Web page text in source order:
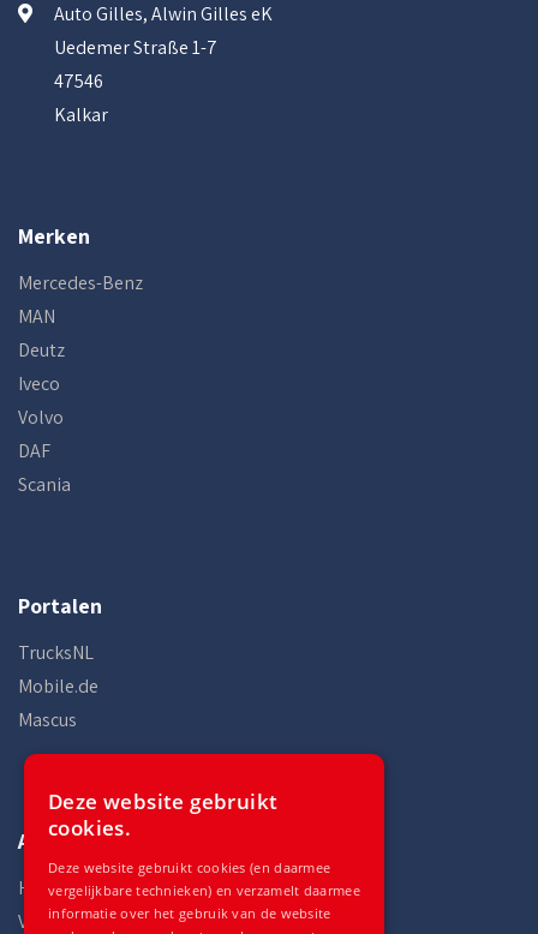
Auto Gilles, Alwin Gilles eK
Uedemer Straße 1-7
47546
Kalkar
Merken
Mercedes-Benz
MAN
Deutz
Iveco
Volvo
DAF
Scania
Portalen
TrucksNL
Mobile.de
Mascus
Auto Gilles
Home
Voorraad
Deze website gebruikt
cookies.
Deze website gebruikt cookies (en daarmee
vergelijkbare technieken) en verzamelt daarmee
informatie over het gebruik van de website